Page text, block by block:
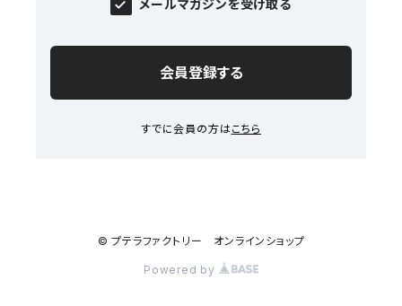
メールマガジンを受け取る
会員登録する
すでに会員の方はこちら
© プテラファクトリー オンラインショップ
Powered by